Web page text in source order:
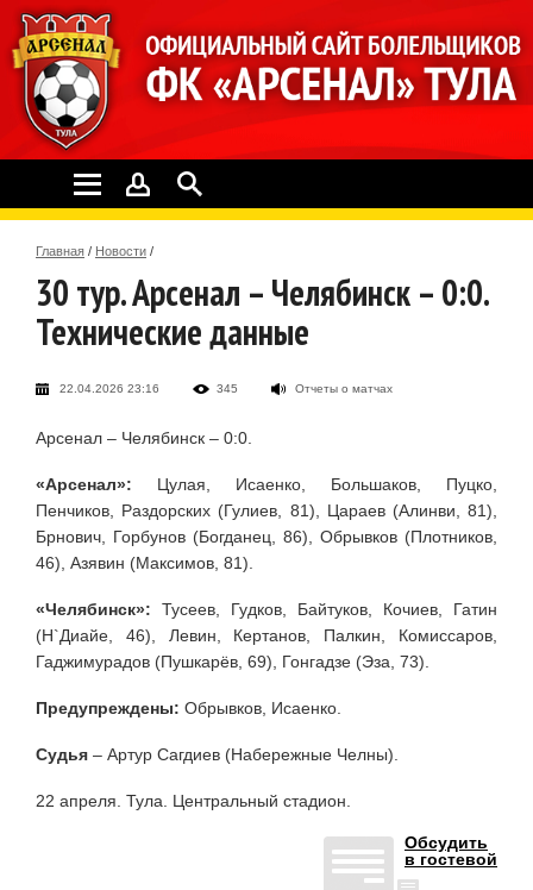
Главная / Новости /
30 тур. Арсенал – Челябинск – 0:0.
Технические данные
22.04.2026 23:16 345 Отчеты о матчах
Арсенал – Челябинск – 0:0.
«Арсенал»: Цулая, Исаенко, Большаков, Пуцко,
Пенчиков, Раздорских (Гулиев, 81), Цараев (Алинви, 81),
Брнович, Горбунов (Богданец, 86), Обрывков (Плотников,
46), Азявин (Максимов, 81).
«Челябинск»: Тусеев, Гудков, Байтуков, Кочиев, Гатин
(Н`Диайе, 46), Левин, Кертанов, Палкин, Комиссаров,
Гаджимурадов (Пушкарёв, 69), Гонгадзе (Эза, 73).
Предупреждены: Обрывков, Исаенко.
Судья – Артур Сагдиев (Набережные Челны).
22 апреля. Тула. Центральный стадион.
Обсудить
в гостевой